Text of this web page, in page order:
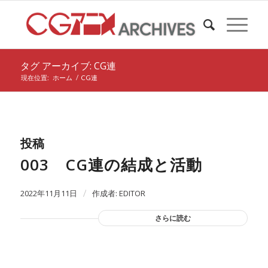
タグ アーカイブ: CG連
現在位置: ホーム / CG連
投稿
003 CG連の結成と活動
2022年11月11日 / 作成者: EDITOR
さらに読む